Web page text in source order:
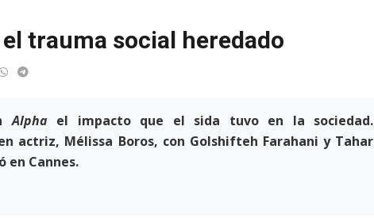
trauma social heredado
Alpha el impacto que el sida tuvo en la sociedad.
actriz, Mélissa Boros, con Golshifteh Farahani y Tahar
en Cannes.